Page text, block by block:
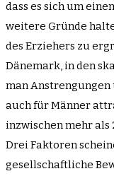
dass es sich um
weitere Gründe
des Erziehers zu
Dänemark, in den
man
auch für Männer
inzwischen mehr als
Drei Faktoren
gesellschaftliche